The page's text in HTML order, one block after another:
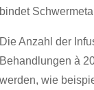
bindet
Die Anzahl der
Behandlungen à
werden, wie